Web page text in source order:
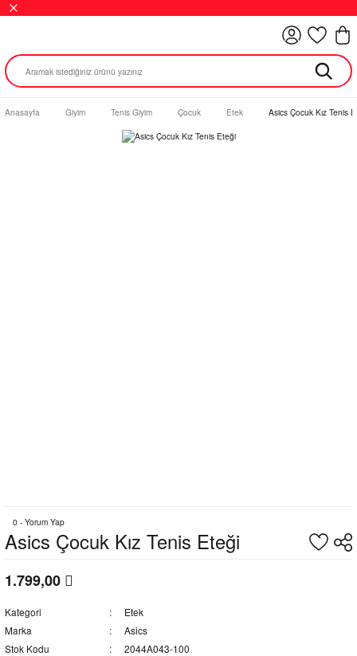
Anasayfa Giyim Tenis Giyim Çocuk Etek Asics Çocuk Kız Tenis
0 - Yorum Yap
Asics Çocuk Kız Tenis Eteği
1.799,00
Kategori
Etek
Marka
Asics
Stok Kodu
2044A043-100